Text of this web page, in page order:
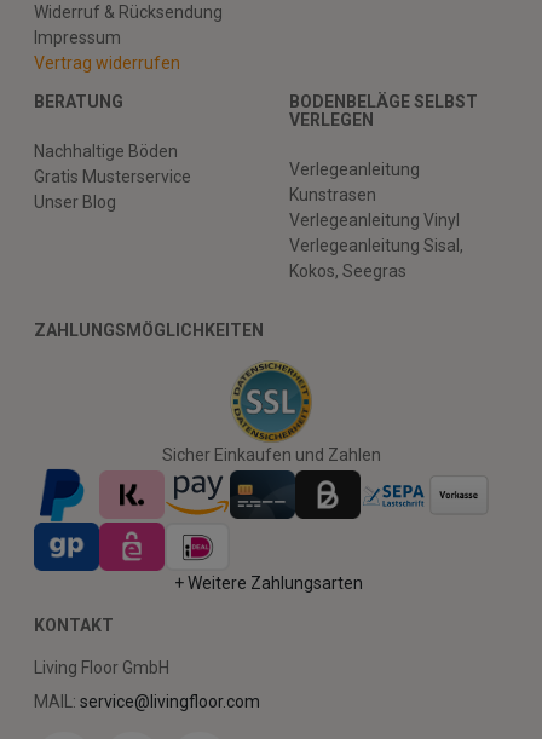
Widerruf & Rücksendung
Impressum
Vertrag widerrufen
BERATUNG
Nachhaltige Böden
Gratis Musterservice
Unser Blog
BODENBELÄGE SELBST
VERLEGEN
Verlegeanleitung
Kunstrasen
Verlegeanleitung Vinyl
Verlegeanleitung Sisal,
Kokos, Seegras
ZAHLUNGSMÖGLICHKEITEN
Sicher Einkaufen und Zahlen
+ Weitere Zahlungsarten
KONTAKT
Living Floor GmbH
MAIL: service@livingfloor.com